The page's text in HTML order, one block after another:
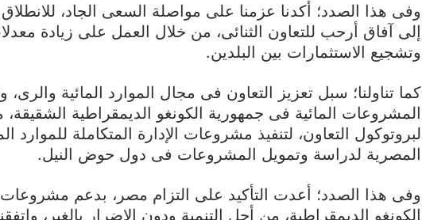
وفى هذا الصدد؛ أكدنا عزمنا على مواصلة السعى الجاد، للانطلاق
إلى آفاق أرحب للتعاون الثنائى، من خلال العمل على زيادة
وتشجيع الاستثمارات بين البلدين.
كما تناولنا؛ سبل تعزيز التعاون فى مجال الموارد المائية
المشروعات المائية فى جمهورية الكونغو الديمقراطية الشقيقة،
لبروتوكول التعاون، لتنفيذ مشروعات الإدارة المتكاملة للموارد
المصرية لدراسة وتمويل المشروعات فى دول حوض النيل.
وفى هذا الصدد؛ أعدت التأكيد على التزام مصر، بدعم
الكونغو الديمقراطية، من أجل التنمية ودون الإضرار بالغير،